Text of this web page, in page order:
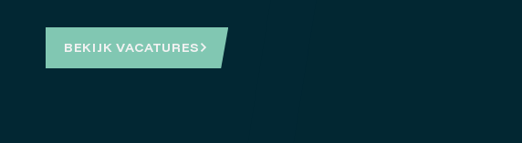
BEKIJK VACATURES